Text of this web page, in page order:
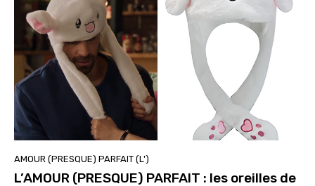
AMOUR (PRESQUE) PARFAIT (L')
L’AMOUR (PRESQUE) PARFAIT : les oreilles de